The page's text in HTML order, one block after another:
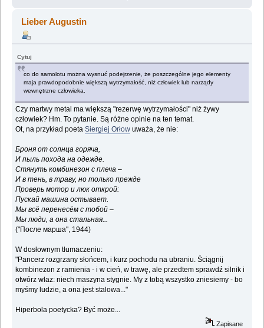
Lieber Augustin
Cytuj
co do samolotu można wysnuć podejrzenie, że poszczególne jego elementy
maja prawdopodobnie większą wytrzymałość, niż człowiek lub narządy
wewnętrzne człowieka.
Czy martwy metal ma większą "rezerwę wytrzymałości" niż żywy
człowiek? Hm. To pytanie. Są różne opinie na ten temat.
Ot, na przykład poetaSiergiej Orłow uważa, że nie:
Броня от солнца горяча,
И пыль похода на одежде.
Стянуть комбинезон с плеча –
И в тень, в траву, но только прежде
Проверь мотор и люк открой:
Пускай машина остывает.
Мы всё перенесём с тобой –
Мы люди, а она стальная...
("После марша", 1944)
W dosłownym tłumaczeniu:
"Pancerz rozgrzany słońcem, i kurz pochodu na ubraniu. Ściągnij
kombinezon z ramienia - i w cień, w trawę, ale przedtem sprawdź silnik i
otwórz właz: niech maszyna stygnie. My z tobą wszystko zniesiemy - bo
myśmy ludzie, a ona jest stalowa..."
Hiperbola poetycka? Być może...
Zapisane